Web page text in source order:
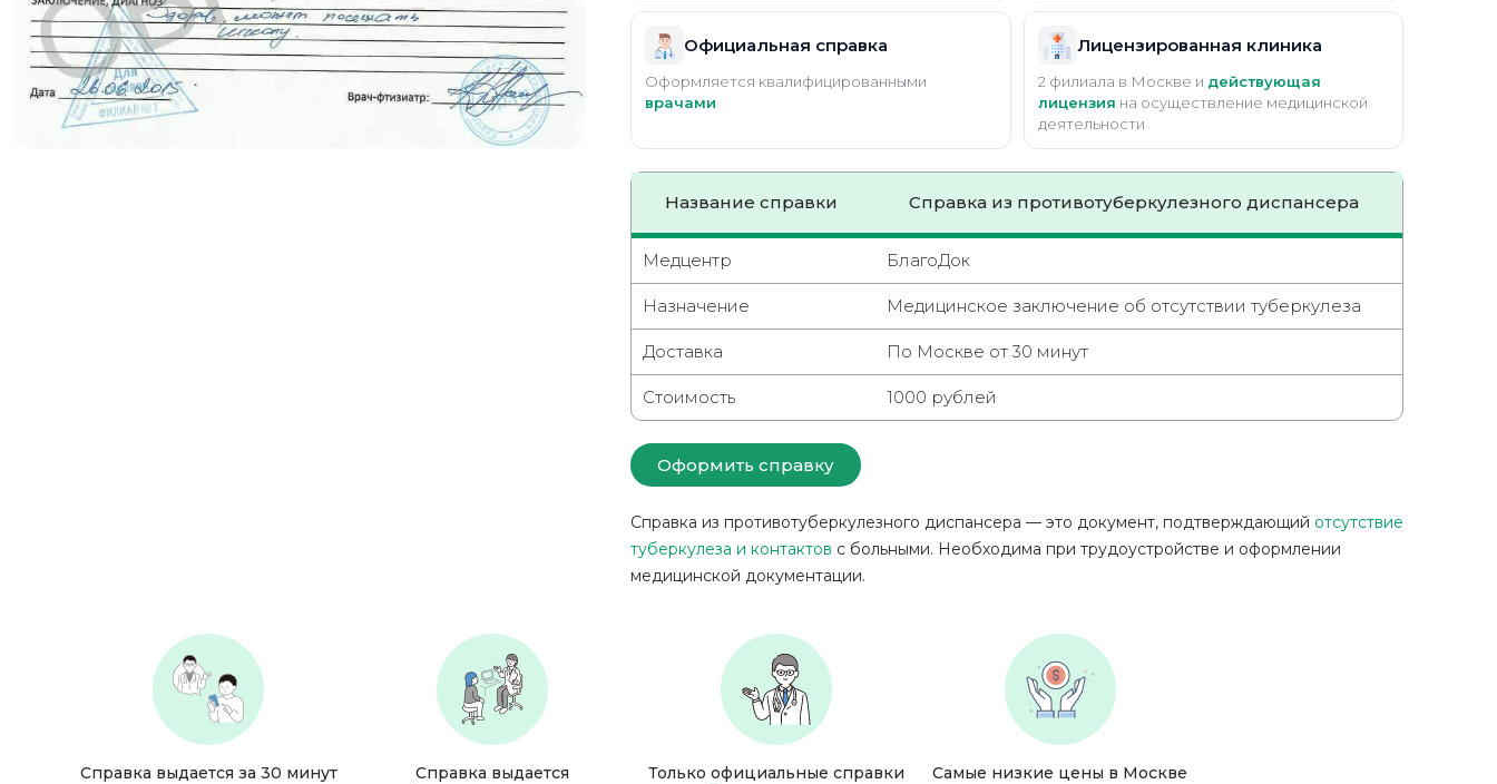
Официальная справка
Оформляется квалифицированными
врачами
Лицензированная клиника
2 филиала в Москве и действующая
лицензия на осуществление медицинской
деятельности
Название справки Справка из противотуберкулезного диспансера
Медцентр БлагоДок
Назначение Медицинское заключение об отсутствии туберкулеза
Доставка По Москве от 30 минут
Стоимость 1000 рублей
Оформить справку
Справка из противотуберкулезного диспансера — это документ, подтверждающий отсутствие
туберкулеза и контактов с больными. Необходима при трудоустройстве и оформлении
медицинской документации.
Справка выдается за 30 минут
Справка выдается
Только официальные справки
Самые низкие цены в Москве